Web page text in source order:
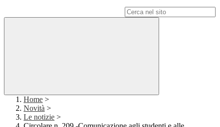
Home >
Novità >
Le notizie >